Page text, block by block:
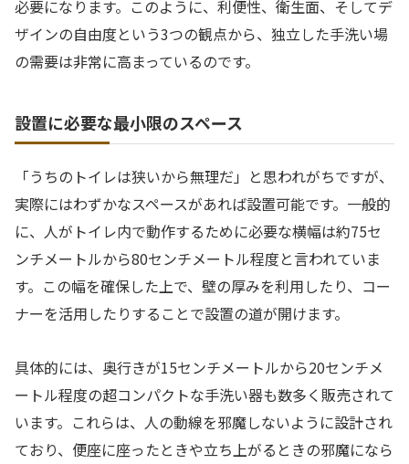
必要になります。このように、利便性、衛生面、そしてデ
ザインの自由度という3つの観点から、独立した手洗い場
の需要は非常に高まっているのです。
設置に必要な最小限のスペース
「うちのトイレは狭いから無理だ」と思われがちですが、
実際にはわずかなスペースがあれば設置可能です。一般的
に、人がトイレ内で動作するために必要な横幅は約75セ
ンチメートルから80センチメートル程度と言われていま
す。この幅を確保した上で、壁の厚みを利用したり、コー
ナーを活用したりすることで設置の道が開けます。
具体的には、奥行きが15センチメートルから20センチメ
ートル程度の超コンパクトな手洗い器も数多く販売されて
います。これらは、人の動線を邪魔しないように設計され
ており、便座に座ったときや立ち上がるときの邪魔になら